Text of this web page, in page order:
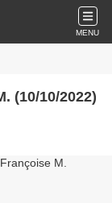
MENU
(10/10/2022)